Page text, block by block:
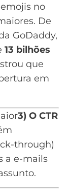
no
De
GoDaddy,
13 bilhões
que
em
3) O CTR
through)
a e-mails